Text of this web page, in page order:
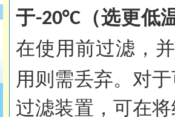
于-20°C（选更低
在使用前过滤，
用则需丢弃。对
过滤装置，可在